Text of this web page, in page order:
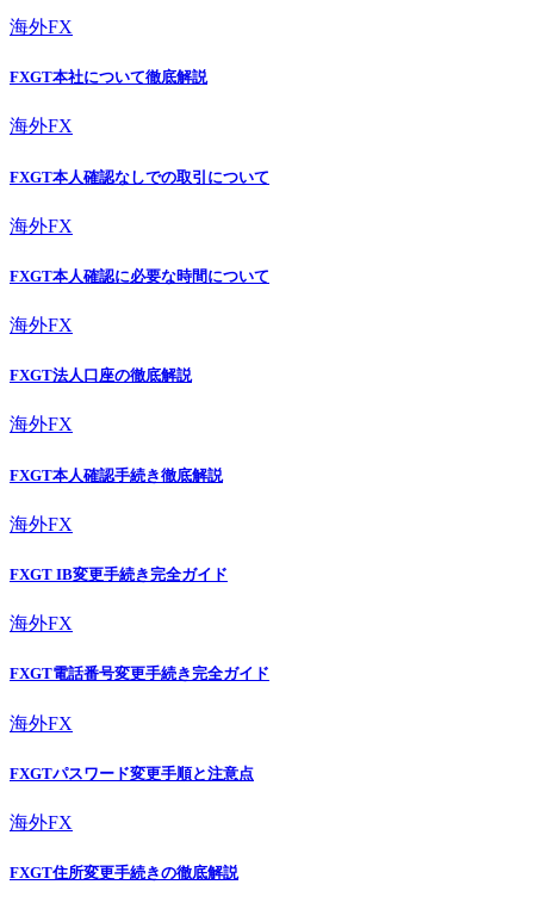
海外FX
FXGT本社について徹底解説
海外FX
FXGT本人確認なしでの取引について
海外FX
FXGT本人確認に必要な時間について
海外FX
FXGT法人口座の徹底解説
海外FX
FXGT本人確認手続き徹底解説
海外FX
FXGT IB変更手続き完全ガイド
海外FX
FXGT電話番号変更手続き完全ガイド
海外FX
FXGTパスワード変更手順と注意点
海外FX
FXGT住所変更手続きの徹底解説